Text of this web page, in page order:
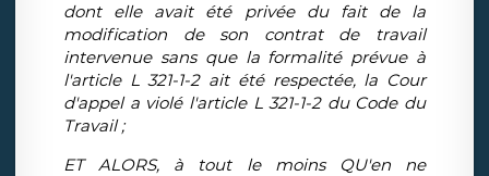
dont elle avait été privée du fait de la
modification de son contrat de travail
intervenue sans que la formalité prévue à
l'article L 321-1-2 ait été respectée, la Cour
d'appel a violé l'article L 321-1-2 du Code du
Travail ;
ET ALORS, à tout le moins QU'en ne